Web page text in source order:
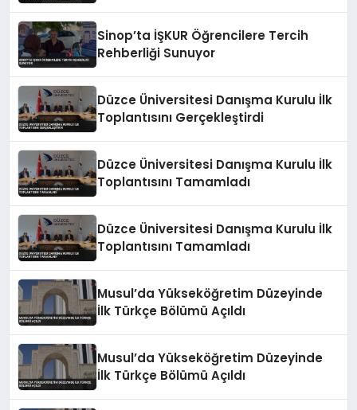
Sinop’ta İŞKUR Öğrencilere Tercih
Rehberliği Sunuyor
Düzce Üniversitesi Danışma Kurulu İlk
Toplantısını Gerçekleştirdi
Düzce Üniversitesi Danışma Kurulu İlk
Toplantısını Tamamladı
Düzce Üniversitesi Danışma Kurulu İlk
Toplantısını Tamamladı
Musul’da Yükseköğretim Düzeyinde
İlk Türkçe Bölümü Açıldı
Musul’da Yükseköğretim Düzeyinde
İlk Türkçe Bölümü Açıldı